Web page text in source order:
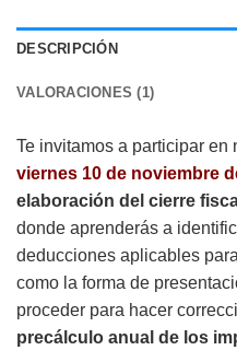
DESCRIPCIÓN
VALORACIONES (1)
Te invitamos a participar en
viernes 10 de noviembre
elaboración del cierre
donde aprenderás a
deducciones aplicables
como la forma de
proceder para hacer
precálculo anual de los